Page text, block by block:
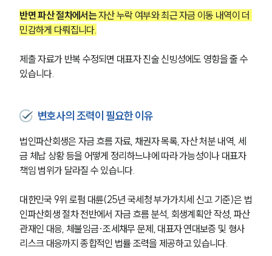
대륜법률상담예약
반면 파산 절차에서는 자산 누락 여부와 최근 자금 이동 내역이 더
민감하게 다뤄집니다.
제출 자료가 반복 수정되면 대표자 진술 신빙성에도 영향을 줄 수
있습니다.
변호사의 조력이 필요한 이유
법인파산회생은 자금 흐름 자료, 채권자 목록, 자산 처분 내역, 세
금 체납 상황 등을 어떻게 정리하느냐에 따라 가능성이나 대표자
책임 범위가 달라질 수 있습니다.
대한민국 9위 로펌 대륜(25년 국세청 부가가치세 신고 기준)은 법
인파산회생 절차 전반에서 자금 흐름 분석, 회생계획안 작성, 파산
관재인 대응, 체불임금·조세채무 문제, 대표자 연대보증 및 형사
리스크 대응까지 종합적인 법률 조력을 제공하고 있습니다.